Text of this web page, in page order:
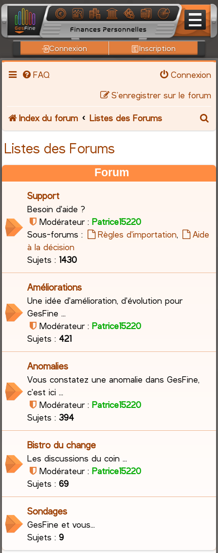
Connexion Inscription
FAQ
Connexion
S’enregistrer sur le forum
Index du forum Listes des Forums
Listes des Forums
Forum
Support
Besoin d'aide ?
Modérateur : Patrice15220
Sous-forums :
Règles d'importation,
Aide
à la décision
Sujets :1430
Améliorations
Une idée d'amélioration, d'évolution pour
GesFine ...
Modérateur : Patrice15220
Sujets : 421
Anomalies
Vous constatez une anomalie dans GesFine,
c'est ici ...
Modérateur : Patrice15220
Sujets :394
Bistro du change
Les discussions du coin ...
Modérateur : Patrice15220
Sujets :69
Sondages
GesFine et vous...
Sujets :9